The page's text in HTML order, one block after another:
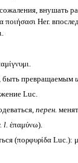
внушать
ποιήσασι Her.
быть превращаемым
Luc.
перен.
l. ἐπαμύνω).
(πορφυρίδα Luc.):